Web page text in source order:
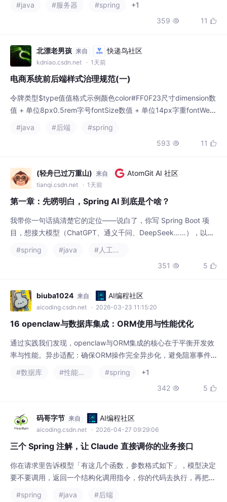
SS 实现。：建立设计侧 → 令牌 JSON → 多端输出的完整流水
线。：配置键线性膨胀，新增模式（如高对比度模式）继续翻
VO 中移除布局属性
#java #服务器 #spring
+1
359  11 
北漂老男孩 来自 快递鸟社区
kdniao.csdn.net · 1天前
电商系统前后端样式治理规范(一)
令牌类型$type值值格式示例颜色color#FF0F23尺寸dimension数
值 + 单位8px0.5rem字号fontSize数值 + 单位14px字重fontWeig
ht数值 / 关键字400bold圆角数值 + 单位4px间距spacing数值 +
单位8px阴影shadowCSS shadow 值时间duration数值 + 单位20
#java #后端
#spring
593  11 
(轻舟已过万重山) 来自 AtomGit AI 社区
tianqi.csdn.net · 1天前
第一章：先唠明白，Spring AI 到底是个啥？
我带你一句话搞清楚它的定位——说白了，你写 Spring Boot 项
目，想接大模型（ChatGPT、通义千问、DeepSeek……），以前
各家不同的 API 格式，写一堆工具类。如果明天你觉得 OpenAI
太贵要切到 DeepSeek，改一行配置完事，业务代码零改动——这
#spring #java
#人工智能
351  5 
biuba1024 来自 AI编程社区
aicoding.csdn.net · 2026-03-23 11:15:20
16 openclaw与数据库集成：ORM使用与性能优化
通过实践我们发现，openclaw与ORM集成的核心在于平衡开发效
率与性能。异步适配：确保ORM操作完全异步化，避免阻塞事件
循环连接池调优：根据业务并发量合理配置连接池参数查询监控：
建立慢查询日志机制，及时发现性能瓶颈缓存策略：对热点数据实
施多级缓存，减轻数据库压力在某实际项目中，通过上述优化措
时代码维护成本降低了40%。这证明在o
#数据库 #性能优化 #spring
+1
342  5 
码哥字节 来自 AI编程社区
aicoding.csdn.net · 2026-04-27 09:29:06
三个 Spring 注解，让 Claude 直接调你的业务接口
你在请求里告诉模型「有这几个函数，参数格式如下」，模型决定
要不要调用，返回一个结构化调用指令，你的代码去执行，再把结
果塞回 Prompt。你的服务独立部署成一个 MCP Server，任何支
#spring #java #后端